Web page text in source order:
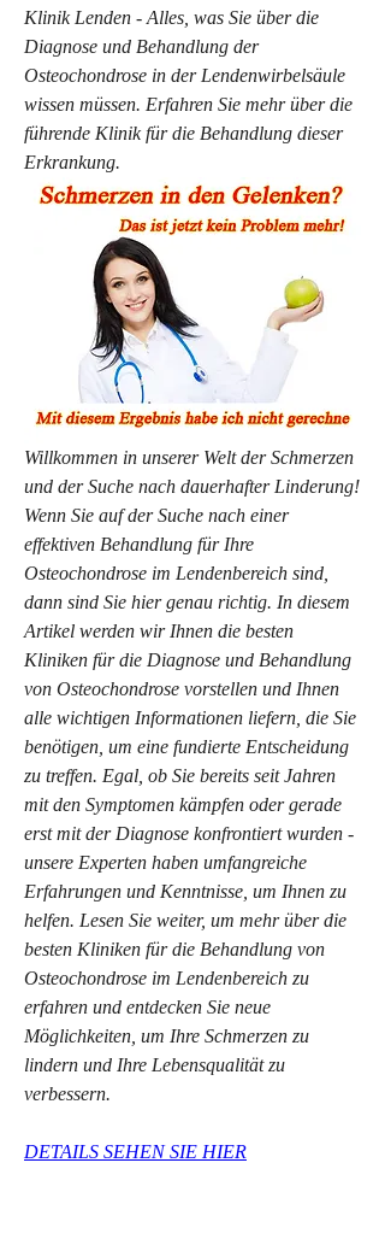
Klinik Lenden - Alles, was Sie über die
Diagnose und Behandlung der
Osteochondrose in der Lendenwirbelsäule
wissen müssen. Erfahren Sie mehr über die
führende Klinik für die Behandlung dieser
Erkrankung.
Willkommen in unserer Welt der Schmerzen
und der Suche nach dauerhafter Linderung!
Wenn Sie auf der Suche nach einer
effektiven Behandlung für Ihre
Osteochondrose im Lendenbereich sind,
dann sind Sie hier genau richtig. In diesem
Artikel werden wir Ihnen die besten
Kliniken für die Diagnose und Behandlung
von Osteochondrose vorstellen und Ihnen
alle wichtigen Informationen liefern, die Sie
benötigen, um eine fundierte Entscheidung
zu treffen. Egal, ob Sie bereits seit Jahren
mit den Symptomen kämpfen oder gerade
erst mit der Diagnose konfrontiert wurden -
unsere Experten haben umfangreiche
Erfahrungen und Kenntnisse, um Ihnen zu
helfen. Lesen Sie weiter, um mehr über die
besten Kliniken für die Behandlung von
Osteochondrose im Lendenbereich zu
erfahren und entdecken Sie neue
Möglichkeiten, um Ihre Schmerzen zu
lindern und Ihre Lebensqualität zu
verbessern.
DETAILS SEHEN SIE HIER